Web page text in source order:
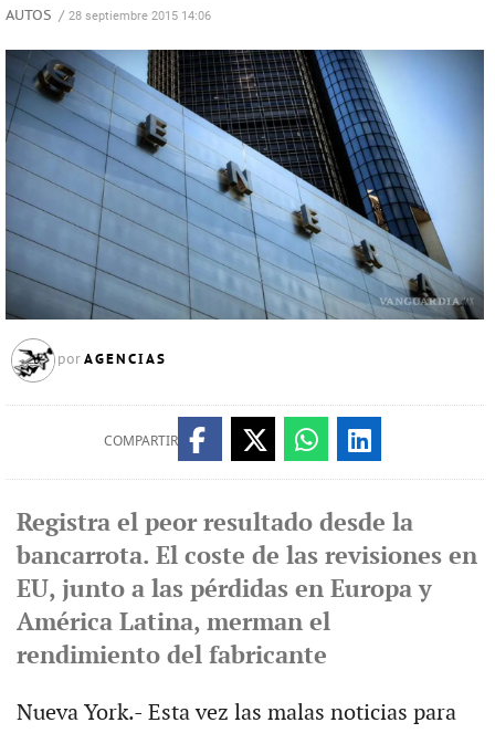
AUTOS / 28 septiembre 2015 14:06
por AGENCIAS
COMPARTIR
Registra el peor resultado desde la
bancarrota. El coste de las revisiones en
EU, junto a las pérdidas en Europa y
América Latina, merman el
rendimiento del fabricante
Nueva York.- Esta vez las malas noticias para